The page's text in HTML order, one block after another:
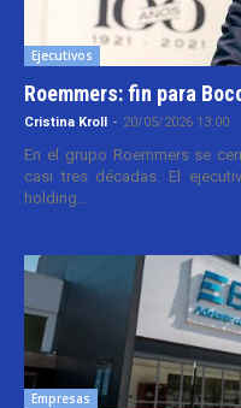
Ejecutivos
Roemmers: fin para
Cristina Kroll - 20/05/2026 13:00
En el grupo Roemmers se
casi tres décadas. El
holding...
Empresas